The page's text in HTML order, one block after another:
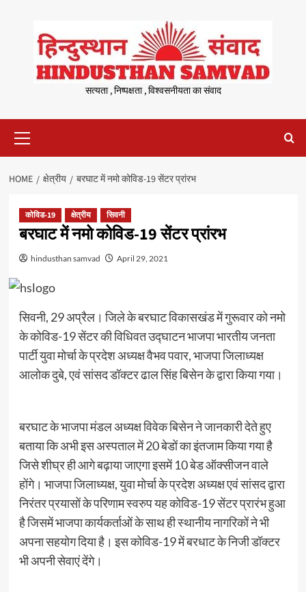
content
सत्यता , निष्पक्षता , विश्वसनीयता का संवाद
Menu
HOME क्षेत्रीय बरघाट में नमो कोविड-19 सेंटर प्रांरभ
कोविड-19 क्षेत्रीय सिवनी
बरघाट में नमो कोविड-19 सेंटर प्रांरभ
hindusthan samvad April 29, 2021
सिवनी, 29 अप्रैल। जिले के बरघाट विकासखंड में गुरूवार को नमो
के कोविड-19 सेंटर की विधिवत उद्घाटन भाजपा भारतीय जनता
पार्टी युवा मोर्चा के प्रदेश अध्यक्ष वैभव पवार, भाजपा जिलाध्यक्ष
आलोक दुबे, एवं सांसद डॉक्टर ढाल सिंह बिसेन के द्वारा किया गया।
बरघाट के भाजपा मंडल अध्यक्ष विवेक बिसेन ने जानकारी देते हुए
बताया कि अभी इस अस्पताल में 20 बेडों का इंतजाम किया गया है
जिसे शीघ्र ही आगे बढ़ाया जाएगा इसमें 10 बेड ऑक्सीजन वाले
होंगे। भाजपा जिलाध्यक्ष, युवा मोर्चा के प्रदेश अध्यक्ष एवं सांसद द्वारा
निरंतर प्रयासों के परिणाम स्वरुप यह कोविड-19 सेंटर प्रारंभ हुआ
है जिसमें भाजपा कार्यकर्ताओं के साथ ही स्थानीय नागरिकों ने भी
अपना सहयोग दिया है। इस कोविड-19 में बरधाट के निजी डॉक्टर
भी अपनी सेवाएं देंगे।